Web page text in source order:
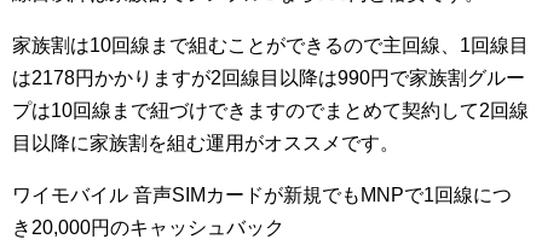
家族割は10回線まで組むことができるので主回線、1回線目
は2178円かかりますが2回線目以降は990円で家族割グルー
プは10回線まで紐づけできますのでまとめて契約して2回線
目以降に家族割を組む運用がオススメです。
ワイモバイル 音声SIMカードが新規でもMNPで1回線につ
き20,000円のキャッシュバック